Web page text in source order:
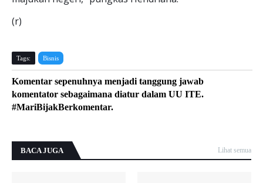
(r)
Tags: Bisnis
Komentar sepenuhnya menjadi tanggung jawab
komentator sebagaimana diatur dalam UU ITE.
#MariBijakBerkomentar.
BACA JUGA Lihat semua